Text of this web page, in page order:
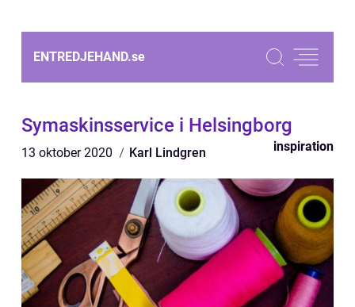
ENTREDJEHAND.se
Symaskinsservice i Helsingborg
13 oktober 2020 Karl Lindgren inspiration